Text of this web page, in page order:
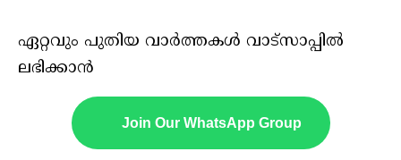
ഏറ്റവും പുതിയ വാർത്തകൾ വാട്സാപ്പിൽ
ലഭിക്കാൻ
Join Our WhatsApp Group